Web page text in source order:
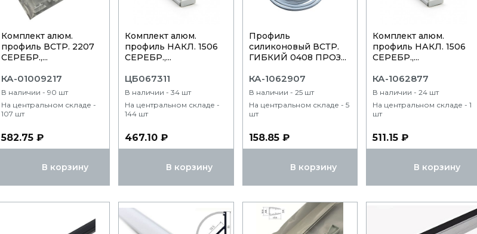
Комплект алюм.
профиль ВСТР. 2207
СЕРЕБР.,...
КА-01009217
В наличии - 90 шт
На центральном складе -
107 шт
582.75 ₽
В корзину
Комплект алюм.
профиль НАКЛ. 1506
СЕРЕБР.,...
ЦБ067311
В наличии - 34 шт
На центральном складе -
144 шт
467.10 ₽
В корзину
Профиль
силиконовый ВСТР.
ГИБКИЙ 0408 ПРОЗ...
КА-1062907
В наличии - 25 шт
На центральном складе - 5
шт
158.85 ₽
В корзину
Комплект алюм.
профиль НАКЛ. 1506
СЕРЕБР.,...
КА-1062877
В наличии - 24 шт
На центральном складе - 1
шт
511.15 ₽
В корзину